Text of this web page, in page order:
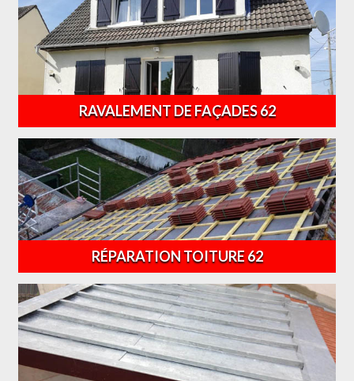
RAVALEMENT DE FAÇADES 62
RÉPARATION TOITURE 62